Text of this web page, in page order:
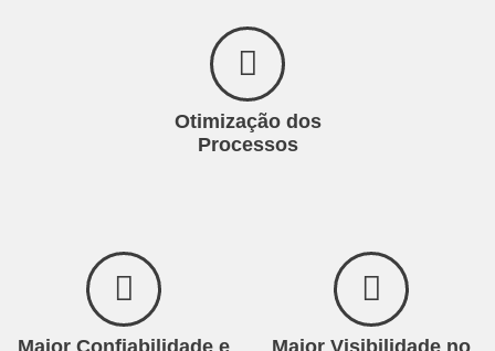
Otimização dos
Processos
Maior Confiabilidade e
Maior Visibilidade no